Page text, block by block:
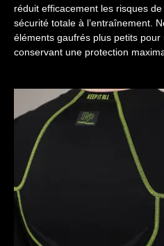
réduit efficacement les risques
sécurité totale à l’entraînement.
éléments gaufrés plus petits
conservant une protection